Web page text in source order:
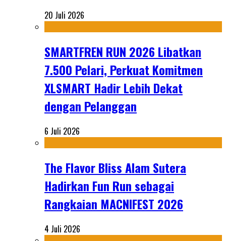
20 Juli 2026
SMARTFREN RUN 2026 Libatkan
7.500 Pelari, Perkuat Komitmen
XLSMART Hadir Lebih Dekat
dengan Pelanggan
6 Juli 2026
The Flavor Bliss Alam Sutera
Hadirkan Fun Run sebagai
Rangkaian MACNIFEST 2026
4 Juli 2026